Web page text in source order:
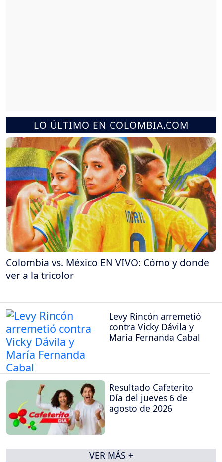
LO ÚLTIMO EN COLOMBIA.COM
Colombia vs. México EN VIVO: Cómo y donde
ver a la tricolor
Levy Rincón arremetió
contra Vicky Dávila y
María Fernanda Cabal
Resultado Cafeterito
Día del jueves 6 de
agosto de 2026
VER MÁS +